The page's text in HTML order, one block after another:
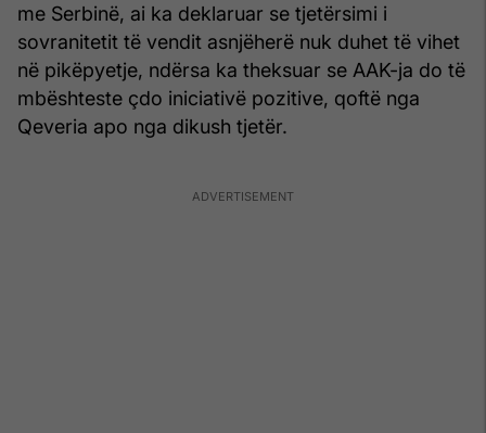
me Serbinë, ai ka deklaruar se tjetërsimi i
sovranitetit të vendit asnjëherë nuk duhet të vihet
në pikëpyetje, ndërsa ka theksuar se AAK-ja do të
mbështeste çdo iniciativë pozitive, qoftë nga
Qeveria apo nga dikush tjetër.